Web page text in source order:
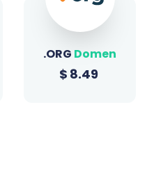
.SITE Domen
$ 0.96